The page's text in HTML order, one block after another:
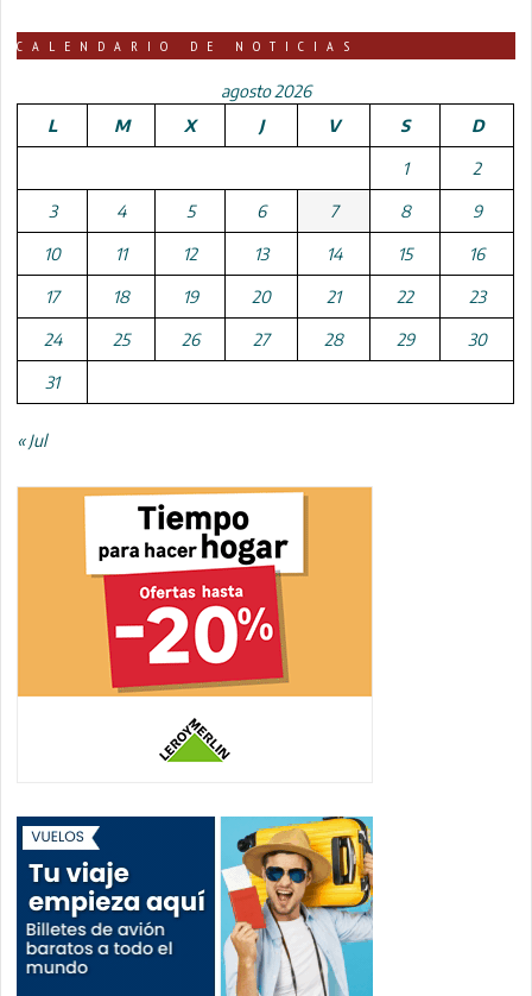
CALENDARIO DE NOTICIAS
agosto 2026
L
M X J V S D
1 2
3 4 5 6 7 8 9
10 11 12 13 14 15 16
17 18 19 20 21 22 23
24 25 26 27 28 29 30
31
« Jul